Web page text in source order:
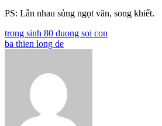
PS: Lẫn nhau sủng ngọt văn, song khiết.
Post
navigation
trong sinh 80 duong soi con
ba thien long de